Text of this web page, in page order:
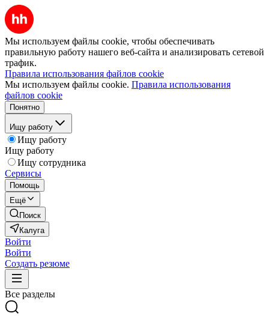
Мы используем файлы cookie, чтобы обеспечивать
правильную работу нашего веб-сайта и анализировать сетевой
трафик.
Правила использования файлов cookie
Мы используем файлы cookie. Правила использования
файлов cookie
Понятно
Ищу работу
Ищу работу
Ищу работу
Ищу сотрудника
Сервисы
Помощь
Ещё
Поиск
Калуга
Войти
Войти
Создать резюме
Все разделы